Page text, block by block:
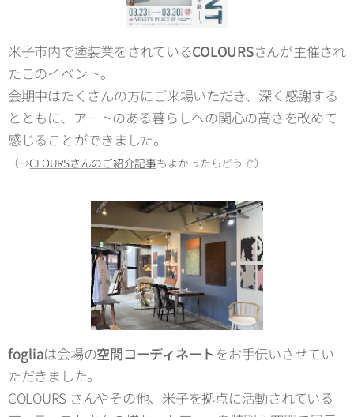
米子市内で塗装業をされているCOLOURSさんが主催され
たこのイベント。
会期中はたくさんの方にご来場いただき、深く感謝する
とともに、アートのある暮らしへの関心の高さを改めて
感じることができました。
（→CLOURSさんのご紹介記事もよかったらどうぞ）
fogliaは会場の空間コーディネートをお手伝いさせてい
ただきました。
COLOURS さんやその他、米子を拠点に活動されている